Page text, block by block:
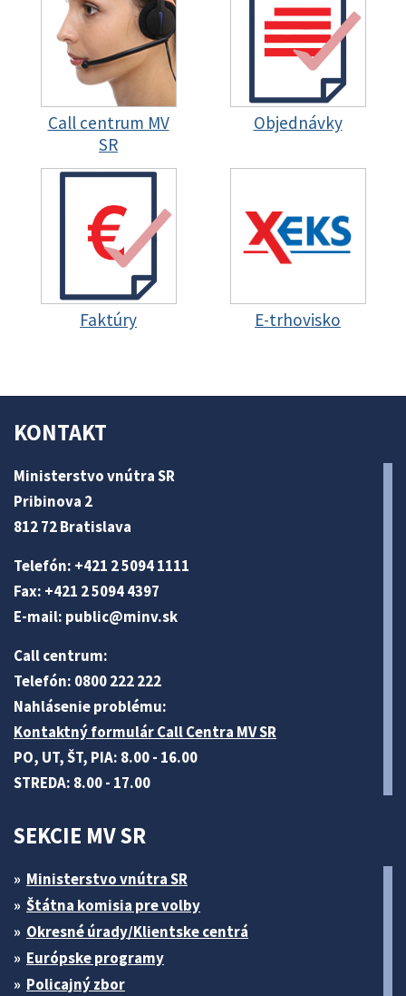
Call centrum MV
SR
Objednávky
Faktúry E-trhovisko
KONTAKT
Ministerstvo vnútra SR
Pribinova 2
812 72 Bratislava
Telefón: +421 2 5094 1111
Fax: +421 2 5094 4397
E-mail: public@minv.sk
Call centrum:
Telefón: 0800 222 222
Nahlásenie problému:
Kontaktný formulár Call Centra MV SR
PO, UT, ŠT, PIA: 8.00 - 16.00
STREDA: 8.00 - 17.00
SEKCIE MV SR
Ministerstvo vnútra SR
Štátna komisia pre volby
Okresné úrady/Klientske centrá
Európske programy
Policajný zbor